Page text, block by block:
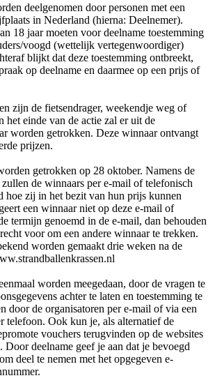
deelgenomen door personen met een
in Nederland (hierna: Deelnemer).
18 jaar moeten voor deelname toestemming
voogd (wettelijk vertegenwoordiger)
blijkt dat deze toestemming ontbreekt,
op deelname en daarmee op een prijs of
zijn de fietsendrager, weekendje weg of
het einde van de actie zal er uit de
worden getrokken. Deze winnaar ontvangt
prijzen.
getrokken op 28 oktober. Namens de
de winnaars per e-mail of telefonisch
hoe zij in het bezit van hun prijs kunnen
een winnaar niet op deze e-mail of
termijn genoemd in de e-mail, dan behouden
voor om een andere winnaar te trekken.
worden gemaakt drie weken na de
worden meegedaan, door de vragen te
achter te laten en toestemming te
door de organisatoren per e-mail of via een
telefoon. Ook kun je, als alternatief de
vouchers terugvinden op de websites
Door deelname geef je aan dat je bevoegd
deel te nemen met het opgegeven e-